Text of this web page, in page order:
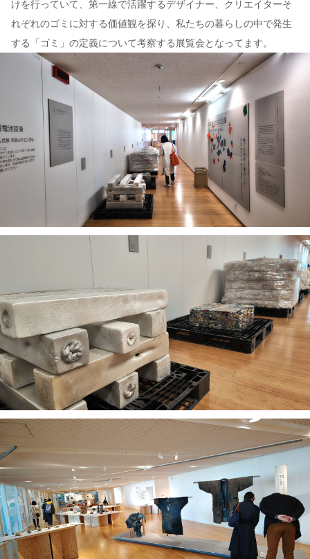
けを行っていて、第一線で活躍するデザイナー、クリエイターそ
れぞれのゴミに対する価値観を探り、私たちの暮らしの中で発生
する「ゴミ」の定義について考察する展覧会となってます。